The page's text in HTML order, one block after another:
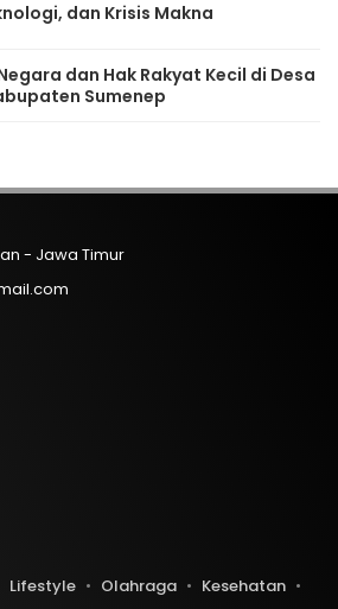
dan Krisis Makna
dan Hak Rakyat Kecil di Desa
Sumenep
- Jawa Timur
Lifestyle Olahraga
Kesehatan